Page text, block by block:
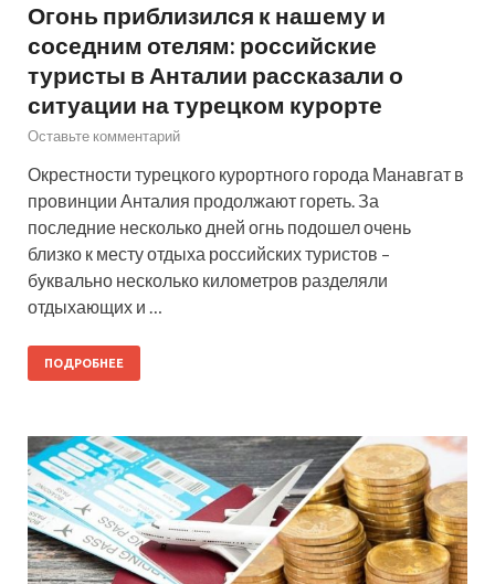
Огонь приблизился к нашему и
соседним отелям: российские
туристы в Анталии рассказали о
ситуации на турецком курорте
Оставьте комментарий
Окрестности турецкого курортного города Манавгат в
провинции Анталия продолжают гореть. За
последние несколько дней огнь подошел очень
близко к месту отдыха российских туристов –
буквально несколько километров разделяли
отдыхающих и …
ПОДРОБНЕЕ